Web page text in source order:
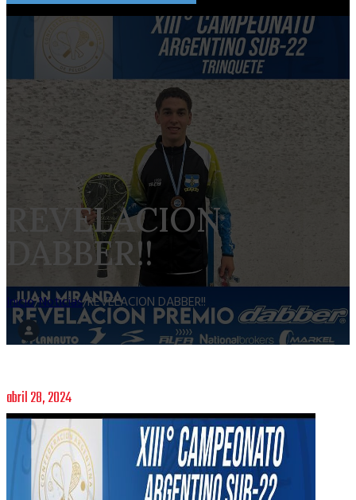
REVELACION
DABBER!!
Inicio/Noticias/REVELACION DABBER!!
abril 28, 2024